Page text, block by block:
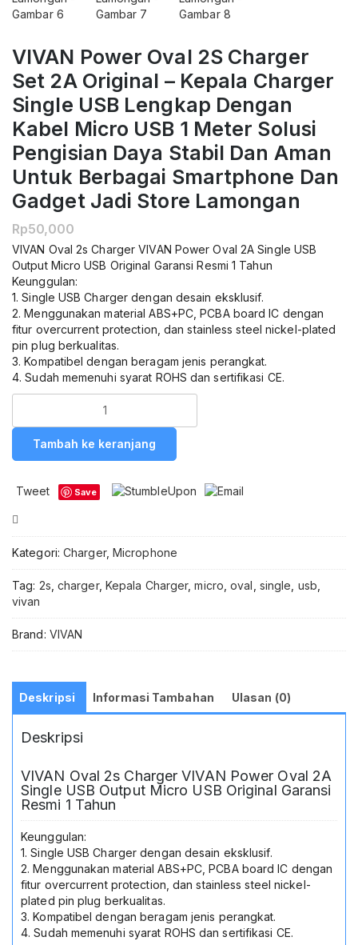
VIVAN Power Oval 2S Charger
Set 2A Original – Kepala Charger
Single USB Lengkap Dengan
Kabel Micro USB 1 Meter Solusi
Pengisian Daya Stabil Dan Aman
Untuk Berbagai Smartphone Dan
Gadget Jadi Store Lamongan
Rp50,000
VIVAN Oval 2s Charger VIVAN Power Oval 2A Single USB
Output Micro USB Original Garansi Resmi 1 Tahun
Keunggulan:
1. Single USB Charger dengan desain eksklusif.
2. Menggunakan material ABS+PC, PCBA board IC dengan
fitur overcurrent protection, dan stainless steel nickel-plated
pin plug berkualitas.
3. Kompatibel dengan beragam jenis perangkat.
4. Sudah memenuhi syarat ROHS dan sertifikasi CE.
Power
Oval
2S
Set
2A
Kepala
Single
USB
Dengan
Solusi
Daya
Stabil
Dan
Untuk
Berbagai
Smartphone
Dan
Gadget
Jadi
Store
Tambah ke keranjang
Tweet Save
Kategori: Charger, Microphone
Tag: 2s charger, Kepala Charger,micro ,oval single usb
vivan
Brand: VIVAN
Deskripsi Informasi Tambahan Ulasan (0)
Deskripsi
VIVAN Oval 2s Charger VIVAN Power Oval 2A
Single USB Output Micro USB Original Garansi
Resmi 1 Tahun
Keunggulan:
1. Single USB Charger dengan desain eksklusif.
2. Menggunakan material ABS+PC, PCBA board IC dengan
fitur overcurrent protection, dan stainless steel nickel-
plated pin plug berkualitas.
3. Kompatibel dengan beragam jenis perangkat.
4. Sudah memenuhi syarat ROHS dan sertifikasi CE.